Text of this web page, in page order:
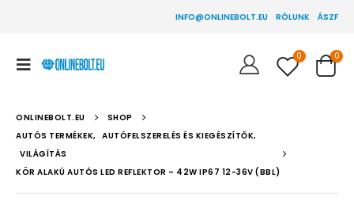
INFO@ONLINEBOLT.EU RÓLUNK ÁSZF
0 0
ONLINEBOLT.EU
SHOP
AUTÓS TERMÉKEK, AUTÓFELSZERELÉS ÉS KIEGÉSZÍTŐK,
VILÁGÍTÁS
KÖR ALAKÚ AUTÓS LED REFLEKTOR – 42W IP67 12-36V (BBL)